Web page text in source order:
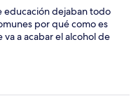
educación dejaban todo
por qué como es
a acabar el alcohol de